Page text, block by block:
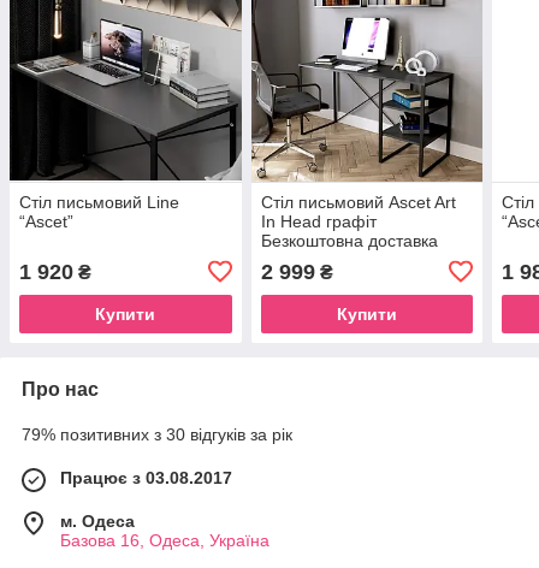
Стіл письмовий Line
“Ascet”
1 920 ₴
Купити
Стіл письмовий Ascet Art
In Head графіт
Безкоштовна доставка
2 999₴
Купити
1
Про нас
79% позитивних з 30 відгуків за рік
Працює з 03.08.2017
м. Одеса
Базова 16, Одеса, Україна